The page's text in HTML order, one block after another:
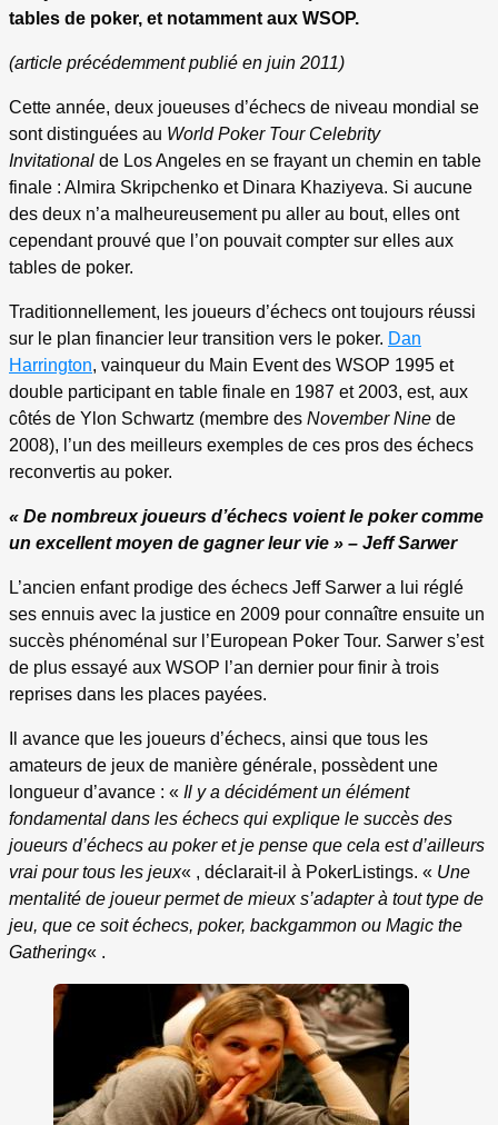
tables de poker, et notamment aux WSOP.
(article précédemment publié en juin 2011)
Cette année, deux joueuses d’échecs de niveau mondial se
sont distinguées au World Poker Tour Celebrity
Invitational de Los Angeles en se frayant un chemin en table
finale : Almira Skripchenko et Dinara Khaziyeva. Si aucune
des deux n’a malheureusement pu aller au bout, elles ont
cependant prouvé que l’on pouvait compter sur elles aux
tables de poker.
Traditionnellement, les joueurs d’échecs ont toujours réussi
sur le plan financier leur transition vers le poker. Dan
Harrington, vainqueur du Main Event des WSOP 1995 et
double participant en table finale en 1987 et 2003, est, aux
côtés de Ylon Schwartz (membre des November Nine de
2008), l’un des meilleurs exemples de ces pros des échecs
reconvertis au poker.
« De nombreux joueurs d’échecs voient le poker comme
un excellent moyen de gagner leur vie » – Jeff Sarwer
L’ancien enfant prodige des échecs Jeff Sarwer a lui réglé
ses ennuis avec la justice en 2009 pour connaître ensuite un
succès phénoménal sur l’European Poker Tour. Sarwer s’est
de plus essayé aux WSOP l’an dernier pour finir à trois
reprises dans les places payées.
Il avance que les joueurs d’échecs, ainsi que tous les
amateurs de jeux de manière générale, possèdent une
longueur d’avance : « Il y a décidément un élément
fondamental dans les échecs qui explique le succès des
joueurs d’échecs au poker et je pense que cela est d’ailleurs
vrai pour tous les jeux« , déclarait-il à PokerListings. « Une
mentalité de joueur permet de mieux s’adapter à tout type de
jeu, que ce soit échecs, poker, backgammon ou Magic the
Gathering« .